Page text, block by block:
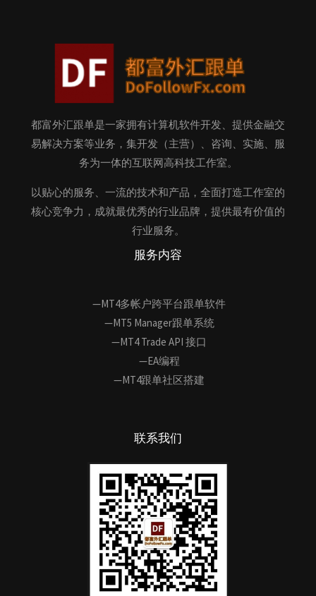
都富外汇跟单是一家拥有计算机软件开发、提供金融交
易解决方案等业务，集开发（主营）、咨询、实施、服
务为一体的互联网高科技工作室。
以贴心的服务、一流的技术和产品，全面打造工作室的
核心竞争力，成就最优秀的行业品牌，提供最有价值的
行业服务。
服务内容
—MT4多帐户跨平台跟单软件
—MT5 Manager跟单系统
—MT4 Trade API 接口
—EA编程
—MT4跟单社区搭建
联系我们